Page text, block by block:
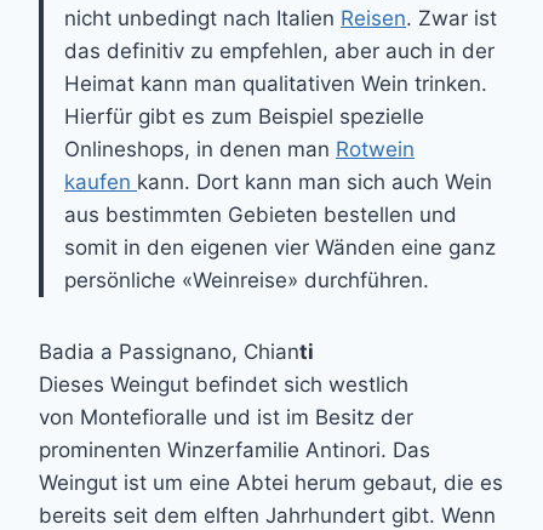
nicht unbedingt nach Italien Reisen. Zwar ist
das definitiv zu empfehlen, aber auch in der
Heimat kann man qualitativen Wein trinken.
Hierfür gibt es zum Beispiel spezielle
Onlineshops, in denen man Rotwein
kaufen kann. Dort kann man sich auch Wein
aus bestimmten Gebieten bestellen und
somit in den eigenen vier Wänden eine ganz
persönliche «Weinreise» durchführen.
Badia a Passignano, Chianti
Dieses Weingut befindet sich westlich
von Montefioralle und ist im Besitz der
prominenten Winzerfamilie Antinori. Das
Weingut ist um eine Abtei herum gebaut, die es
bereits seit dem elften Jahrhundert gibt. Wenn